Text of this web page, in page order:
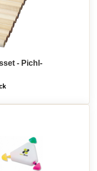
- Pichl-